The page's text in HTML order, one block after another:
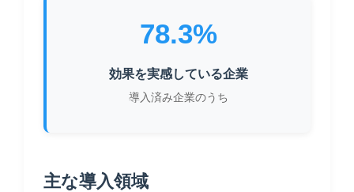
78.3%
効果を実感している企業
導入済み企業のうち
主な導入領域